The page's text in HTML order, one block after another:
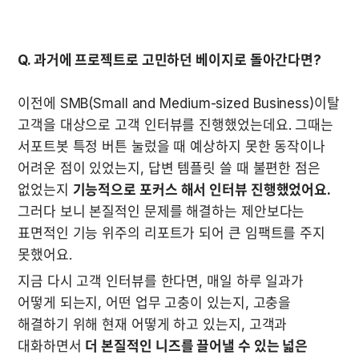
Q. 과거에 프로젝트로 고민하던 베이지로 돌아간다면?
이전에 SMB(Small and Medium-sized Business)이탈
고객을 대상으로 고객 인터뷰를 진행했었는데요. 그때는
서포트봇 특정 버튼 눌렀을 때 예상하지 못한 동작이나
어려운 점이 있었는지, 답변 템플릿 쓸 때 불편한 점은
없었는지 기능적으로 포커스 해서 인터뷰 진행했었어요.
그러다 보니 본질적인 문제를 해결하는 제안보다는
표면적인 기능 위주의 리포트가 되어 큰 임팩트를 주지
못했어요.
지금 다시 고객 인터뷰를 한다면, 매일 하루 일과가
어떻게 되는지, 어떤 업무 고충이 있는지, 고충을
해결하기 위해 현재 어떻게 하고 있는지, 고객과
대화하면서 더 본질적인 니즈를 끌어낼 수 있는 넓은